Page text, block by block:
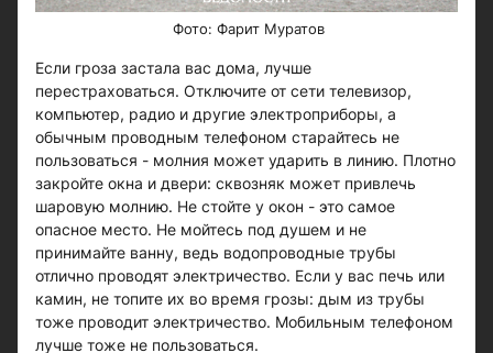
​​​​​​Фото: Фарит Муратов
Если гроза застала вас дома, лучше
перестраховаться. Отключите от сети телевизор,
компьютер, радио и другие электроприборы, а
обычным проводным телефоном старайтесь не
пользоваться - молния может ударить в линию. Плотно
закройте окна и двери: сквозняк может привлечь
шаровую молнию. Не стойте у окон - это самое
опасное место. Не мойтесь под душем и не
принимайте ванну, ведь водопроводные трубы
отлично проводят электричество. Если у вас печь или
камин, не топите их во время грозы: дым из трубы
тоже проводит электричество. Мобильным телефоном
лучше тоже не пользоваться.